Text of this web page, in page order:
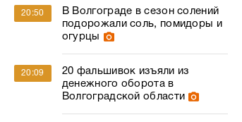
20:50
В Волгограде в сезон солений
подорожали соль, помидоры и
огурцы
20:09
20 фальшивок изъяли из
денежного оборота в
Волгоградской области